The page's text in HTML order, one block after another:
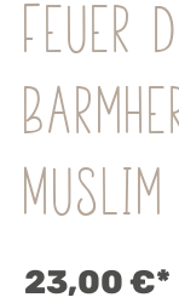
Feuer
23,00 €*